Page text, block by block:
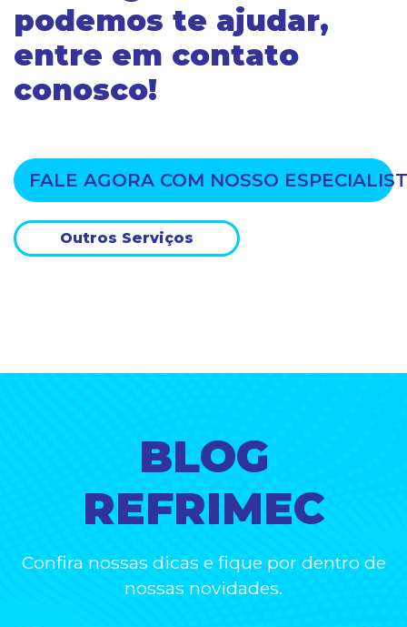
podemos te ajudar,
entre em contato
conosco!
FALE AGORA COM NOSSO
Outros Serviços
BLOG
REFRIMEC
Confira nossas dicas e fique por dentro de
nossas novidades.